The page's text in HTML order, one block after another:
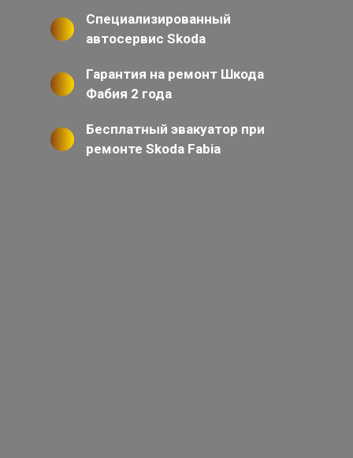
Специализированный
автосервис Skoda
Гарантия на ремонт Шкода
Фабия 2 года
Бесплатный эвакуатор при
ремонте Skoda Fabia